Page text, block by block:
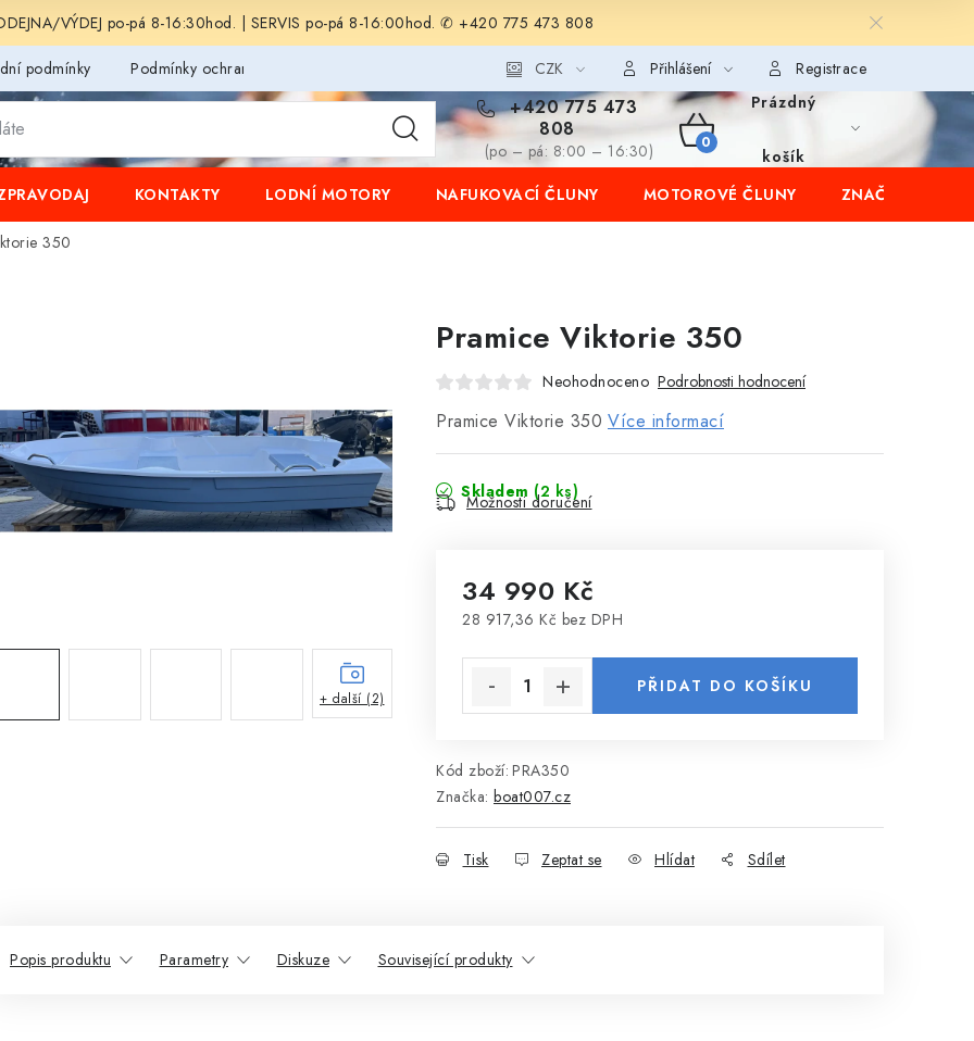
VÝDEJ po-pá 8-16:30hod. | SERVIS po-pá 8-16:00hod. ✆ +420 775 473 808
podmínky Podmínky ochrany osobních údajů CZK Přihlášení Registrace
+420 775 473
808
(po – pá: 8:00 – 16:30)
NÁKUPNÍ
KOŠÍK
Prázdný
košík
KONTAKTY LODNÍ MOTORY NAFUKOVACÍ ČLUNY MOTOROVÉ ČLUNY ZNAČKY
350
Pramice Viktorie 350
Neohodnoceno Podrobnosti hodnocení
Pramice Viktorie 350 Více informací
Skladem (2 ks)
Možnosti doručení
34 990 Kč
28 917,36 Kč bez DPH
PŘIDAT DO KOŠÍKU
Kód zboží: PRA350
Značka: boat007.cz
Tisk Zeptat se Hlídat Sdílet
+ další (2)
Popis produktu Parametry Diskuze Související produkty